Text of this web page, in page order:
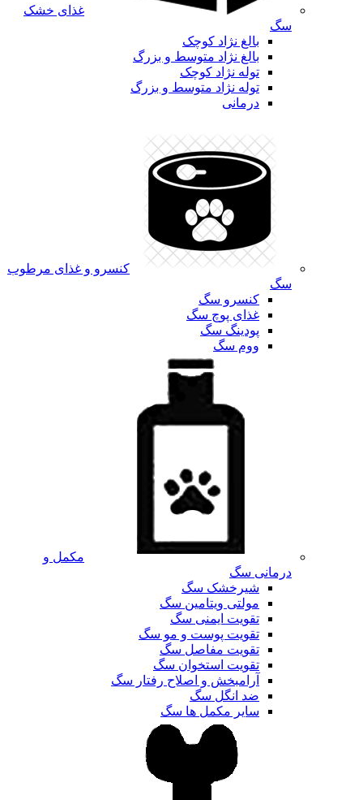
غذای خشک
سگ
بالغ نژاد کوچک
بالغ نژاد متوسط و بزرگ
توله نژاد کوچک
توله نژاد متوسط و بزرگ
درمانی
کنسرو و غذای مرطوب
سگ
کنسرو سگ
غذای پوچ سگ
پودینگ سگ
ووم سگ
مکمل و
درمانی سگ
شیرخشک سگ
مولتی ویتامین سگ
تقویت ایمنی سگ
تقویت پوست و مو سگ
تقویت مفاصل سگ
تقویت استخوان سگ
آرامبخش و اصلاح رفتار سگ
ضد انگل سگ
سایر مکمل ها سگ